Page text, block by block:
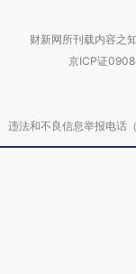
财新网所刊载内容之
京ICP证
违法和不良信息举报电